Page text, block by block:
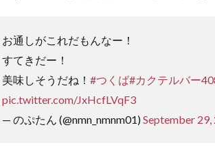
お通しがこれだもんなー！
すてきだー！
美味しそうだね！ #つくば#カクテルバー
pic.twitter.com/JxHcfLVqF3
— のぷたん (@nmn_nmnm01)September 29,